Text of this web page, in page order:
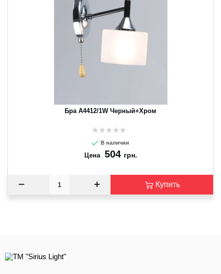
Бра A4412/1W Черный+Хром
В наличии
Цена 504 грн.
Купить